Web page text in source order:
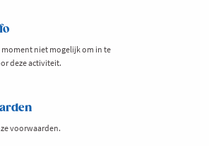
moment niet mogelijk om in te
deze activiteit.
voorwaarden.